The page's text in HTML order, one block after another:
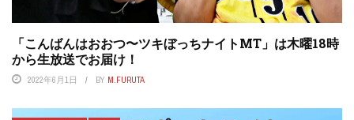
「こんばんはおおつ〜ツキぼっちナイトMT」は木曜18時
から生放送でお届け！
2022年6月1日 BY M.FURUTA